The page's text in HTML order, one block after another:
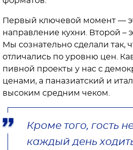
Первый ключевой момент —
направление кухни. Второй –
Мы сознательно сделали так,
отличались по уровню цен.
пивной проекты у нас с
ценами, а паназиатский и
высоким средним чеком.
Кроме того, гость
каждый день